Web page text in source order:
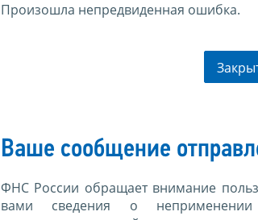
Произошла непредвиденная ошибка.
Ваше сообщение
ФНС России обращает внимание
вами сведения о